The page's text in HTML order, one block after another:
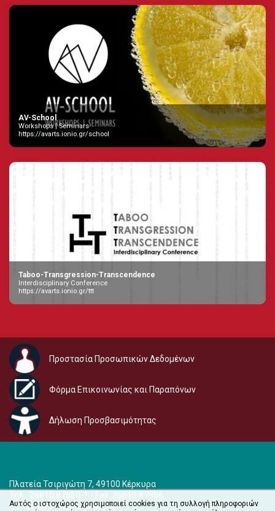
AV-School
Workshops | Seminars
https://avarts.ionio.gr/school
Taboo-Transgression-Transcendence
Interdisciplinary Conference
https://avarts.ionio.gr/ttt
Προστασία Προσωπικών Δεδομένων
Φόρμα Επικοινωνίας και Παραπόνων
Δήλωση Προσβασιμότητας
Πλατεία Τσιριγώτη 7, 49100 Κέρκυρα
Τηλ.: 26610 87860-1 - Fax: 26610 87866
e-mail:audiovisual@ionio.gr
Αυτός ο ιστοχώρος χρησιμοποιεί cookies για τη συλλογή πληροφοριών